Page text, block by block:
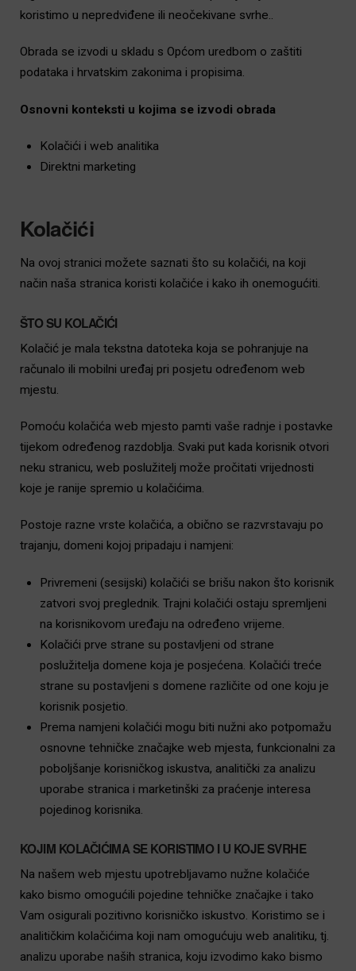
koristimo u nepredviđene ili neočekivane svrhe..
Obrada se izvodi u skladu s Općom uredbom o zaštiti
podataka i hrvatskim zakonima i propisima.
Osnovni konteksti u kojima se izvodi obrada
Kolačići i web analitika
Direktni marketing
Kolačići
Na ovoj stranici možete saznati što su kolačići, na koji
način naša stranica koristi kolačiće i kako ih onemogućiti.
ŠTO SU KOLAČIĆI
Kolačić je mala tekstna datoteka koja se pohranjuje na
računalo ili mobilni uređaj pri posjetu određenom web
mjestu.
Pomoću kolačića web mjesto pamti vaše radnje i postavke
tijekom određenog razdoblja. Svaki put kada korisnik otvori
neku stranicu, web poslužitelj može pročitati vrijednosti
koje je ranije spremio u kolačićima.
Postoje razne vrste kolačića, a obično se razvrstavaju po
trajanju, domeni kojoj pripadaju i namjeni:
Privremeni (sesijski) kolačići se brišu nakon što korisnik
zatvori svoj preglednik. Trajni kolačići ostaju spremljeni
na korisnikovom uređaju na određeno vrijeme.
Kolačići prve strane su postavljeni od strane
poslužitelja domene koja je posjećena. Kolačići treće
strane su postavljeni s domene različite od one koju je
korisnik posjetio.
Prema namjeni kolačići mogu biti nužni ako potpomažu
osnovne tehničke značajke web mjesta, funkcionalni za
poboljšanje korisničkog iskustva, analitički za analizu
uporabe stranica i marketinški za praćenje interesa
pojedinog korisnika.
KOJIM KOLAČIĆIMA SE KORISTIMO I U KOJE SVRHE
Na našem web mjestu upotrebljavamo nužne kolačiće
kako bismo omogućili pojedine tehničke značajke i tako
Vam osigurali pozitivno korisničko iskustvo. Koristimo se i
analitičkim kolačićima koji nam omogućuju web analitiku, tj.
analizu uporabe naših stranica, koju izvodimo kako bismo